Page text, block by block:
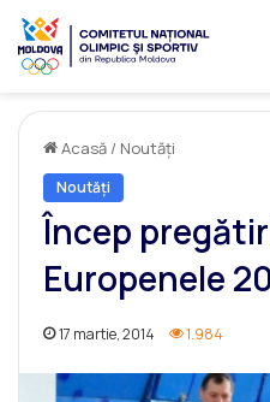
Acasă / Noutăți
Noutăți
Încep
Europenele
17 martie, 2014 1.984